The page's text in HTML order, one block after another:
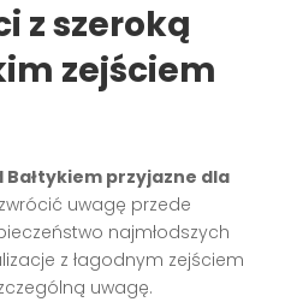
z szeroką
zejściem
Bałtykiem przyjazne dla
uwagę przede
najmłodszych
z łagodnym zejściem
uwagę.